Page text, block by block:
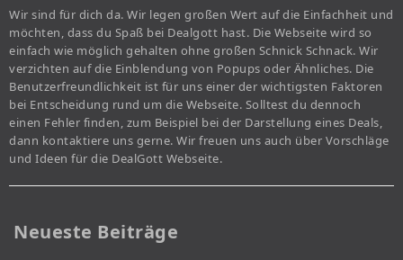
Wir sind für dich da. Wir legen großen Wert auf die Einfachheit und
möchten, dass du Spaß bei Dealgott hast. Die Webseite wird so
einfach wie möglich gehalten ohne großen Schnick Schnack. Wir
verzichten auf die Einblendung von Popups oder Ähnliches. Die
Benutzerfreundlichkeit ist für uns einer der wichtigsten Faktoren
bei Entscheidung rund um die Webseite. Solltest du dennoch
einen Fehler finden, zum Beispiel bei der Darstellung eines Deals,
dann kontaktiere uns gerne. Wir freuen uns auch über Vorschläge
und Ideen für die DealGott Webseite.
Neueste Beiträge